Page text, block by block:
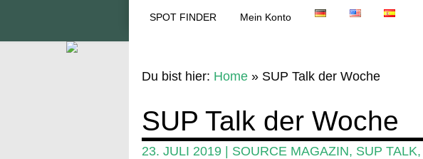
SPOT FINDER Mein Konto
Du bist hier: Home» SUP Talk der Woche
SUP Talk der Woche
23. JULI 2019| SOURCE MAGAZIN, SUP TALK,